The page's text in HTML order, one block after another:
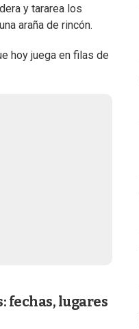
y tararea los
araña de rincón.
hoy juega en filas de
fechas, lugares